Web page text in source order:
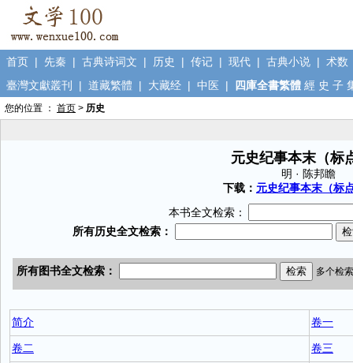
首页 | 先秦 | 古典诗词文 | 历史 | 传记 | 现代 | 古典小说 | 术数
臺灣文獻叢刊
| 道藏繁體 | 大藏经 | 中医 | 四庫全書繁體 經 史 子
您的位置 ： 首页 > 历史
元史纪事本末（标
明 · 陈邦瞻
下载： 元史纪事本末（标
本书全文检索：
简介 卷一
卷二 卷三